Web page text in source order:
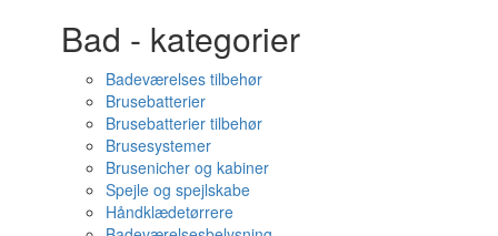
Bad - kategorier
Badeværelses tilbehør
Brusebatterier
Brusebatterier tilbehør
Brusesystemer
Brusenicher og kabiner
Spejle og spejlskabe
Håndklædetørrere